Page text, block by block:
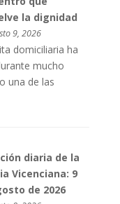
la dignidad
9, 2026
domiciliaria ha
mucho
una de las
diaria de la
Vicenciana: 9
de 2026